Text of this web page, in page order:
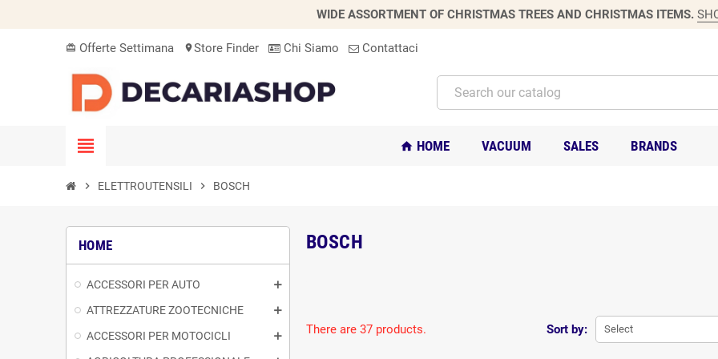
WIDE ASSORTMENT OF CHRISTMAS TREES AND CHRISTMAS ITEMS.
card_giftcard Offerte Settimana location_onStore Finder Chi Siamo Contattaci
view_headline home HOME VACUUM SALES BRANDS
chevron_right ELETTROUTENSILI chevron_right BOSCH
HOME
ACCESSORI PER AUTO
ATTREZZATURE ZOOTECNICHE
ACCESSORI PER MOTOCICLI
BOSCH
Sort by: Select
There are 37 products.